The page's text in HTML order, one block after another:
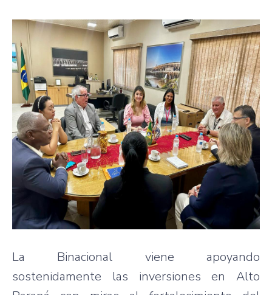
La Binacional viene apoyando
sostenidamente las inversiones en Alto